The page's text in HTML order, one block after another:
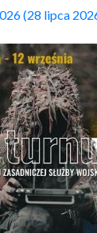
(28 lipca